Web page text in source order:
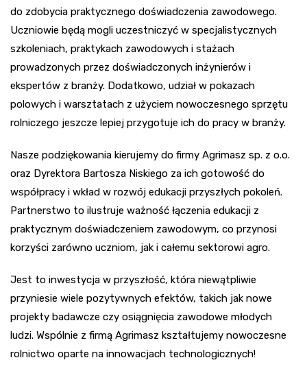
do zdobycia praktycznego doświadczenia zawodowego.
Uczniowie będą mogli uczestniczyć w specjalistycznych
szkoleniach, praktykach zawodowych i stażach
prowadzonych przez doświadczonych inżynierów i
ekspertów z branży. Dodatkowo, udział w pokazach
polowych i warsztatach z użyciem nowoczesnego sprzętu
rolniczego jeszcze lepiej przygotuje ich do pracy w branży.
Nasze podziękowania kierujemy do firmy Agrimasz sp. z o.o.
oraz Dyrektora Bartosza Niskiego za ich gotowość do
współpracy i wkład w rozwój edukacji przyszłych pokoleń.
Partnerstwo to ilustruje ważność łączenia edukacji z
praktycznym doświadczeniem zawodowym, co przynosi
korzyści zarówno uczniom, jak i całemu sektorowi agro.
Jest to inwestycja w przyszłość, która niewątpliwie
przyniesie wiele pozytywnych efektów, takich jak nowe
projekty badawcze czy osiągnięcia zawodowe młodych
ludzi. Wspólnie z firmą Agrimasz kształtujemy nowoczesne
rolnictwo oparte na innowacjach technologicznych!